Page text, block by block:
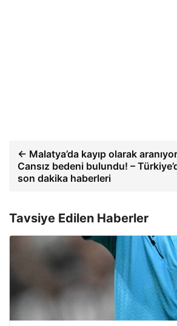
← Malatya’da kayıp olarak
Cansız bedeni bulundu! –
son dakika haberleri
Tavsiye Edilen Haberler